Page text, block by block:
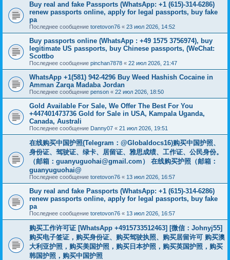
Buy real and fake Passports (WhatsApp: +1 (615)-314-6286)
renew passports online, apply for legal passports, buy fake
pa
Последнее сообщение toretovon76 « 23 июл 2026, 14:52
Buy passports online (WhatsApp : +49 1575 3756974), buy
legitimate US passports, buy Chinese passports, (WeChat:
Scottbo
Последнее сообщение pinchan7878 « 22 июл 2026, 21:47
WhatsApp +1(581) 942-4296 Buy Weed Hashish Cocaine in
Amman Zarqa Madaba Jordan
Последнее сообщение penson « 22 июл 2026, 18:50
Gold Available For Sale, We Offer The Best For You
+447401473736 Gold for Sale in USA, Kampala Uganda,
Canada, Australi
Последнее сообщение Danny07 « 21 июл 2026, 19:51
在线购买中国护照(Telegram：@Globaldocs16)购买中国护照、
身份证、驾驶证、绿卡、居留证、雅思成绩、工作证、公民身份。
（邮箱： guanyuguohai@gmail.com ） 在线购买护照（邮箱：
guanyuguohai@
Последнее сообщение toretovon76 « 13 июл 2026, 16:57
Buy real and fake Passports (WhatsApp: +1 (615)-314-6286)
renew passports online, apply for legal passports, buy fake
pa
Последнее сообщение toretovon76 « 13 июл 2026, 16:57
购买工作许可证 [WhatsApp +4915733512463] [微信：Johnyj55]
购买电子签证，购买身份证、购买驾驶执照、购买居留许可 购买澳
大利亚护照，购买美国护照，购买日本护照，购买英国护照，购买
韩国护照，购买中国护照